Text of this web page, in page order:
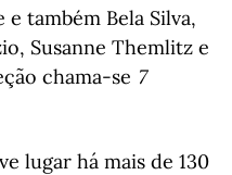
também Bela Silva,
Susanne Themlitz e
chama-se 7
lugar há mais de 130